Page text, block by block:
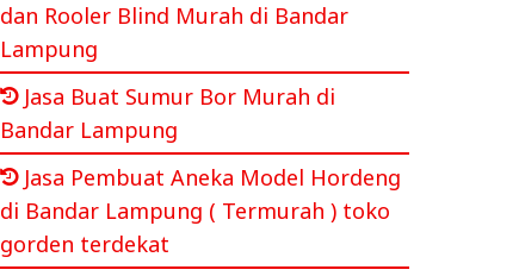
dan Rooler Blind Murah di Bandar
Lampung
Jasa Buat Sumur Bor Murah di
Bandar Lampung
Jasa Pembuat Aneka Model Hordeng
di Bandar Lampung ( Termurah ) toko
gorden terdekat